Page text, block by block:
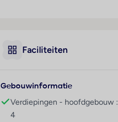
Faciliteiten
Gratis wifi in openbare ruimte
Tegen betaling
Faciliteiten
Gebouwinformatie
Verdiepingen - hoofdgebouw :
4